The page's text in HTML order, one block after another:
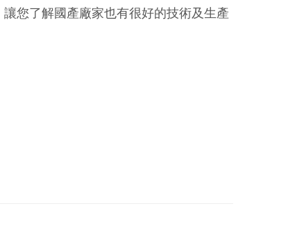
讓您了解國產廠家也有很好的技術及生產